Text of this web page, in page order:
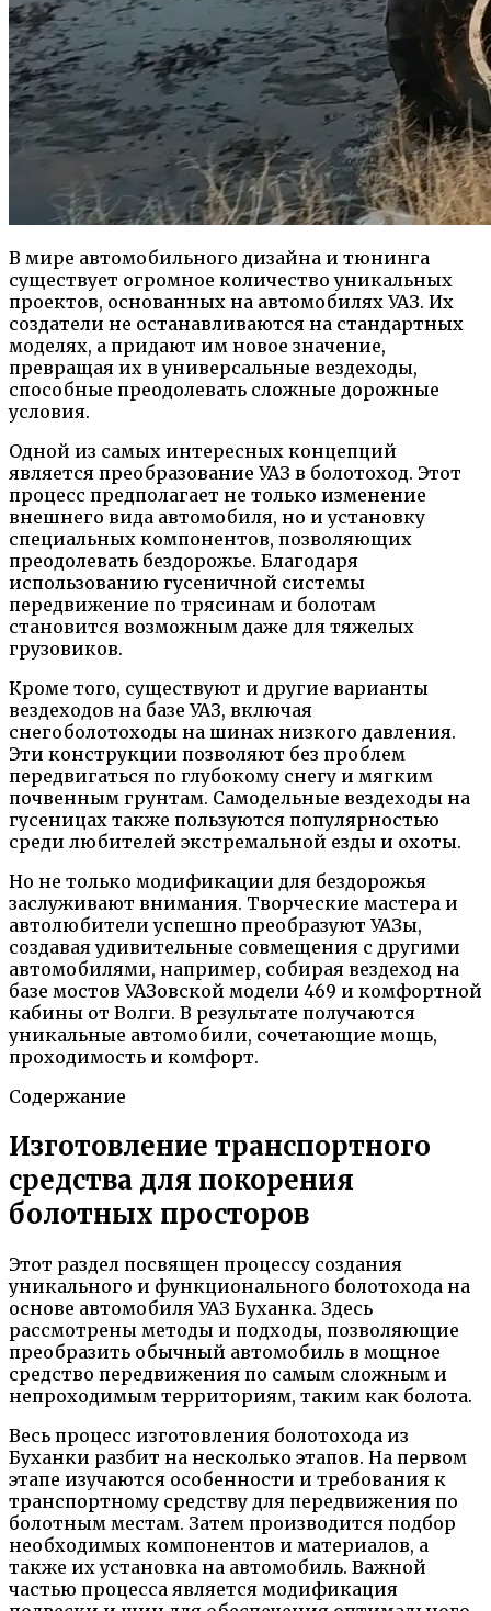
В мире автомобильного дизайна и тюнинга
существует огромное количество уникальных
проектов, основанных на автомобилях УАЗ. Их
создатели не останавливаются на стандартных
моделях, а придают им новое значение,
превращая их в универсальные вездеходы,
способные преодолевать сложные дорожные
условия.
Одной из самых интересных концепций
является преобразование УАЗ в болотоход. Этот
процесс предполагает не только изменение
внешнего вида автомобиля, но и установку
специальных компонентов, позволяющих
преодолевать бездорожье. Благодаря
использованию гусеничной системы
передвижение по трясинам и болотам
становится возможным даже для тяжелых
грузовиков.
Кроме того, существуют и другие варианты
вездеходов на базе УАЗ, включая
снегоболотоходы на шинах низкого давления.
Эти конструкции позволяют без проблем
передвигаться по глубокому снегу и мягким
почвенным грунтам. Самодельные вездеходы на
гусеницах также пользуются популярностью
среди любителей экстремальной езды и охоты.
Но не только модификации для бездорожья
заслуживают внимания. Творческие мастера и
автолюбители успешно преобразуют УАЗы,
создавая удивительные совмещения с другими
автомобилями, например, собирая вездеход на
базе мостов УАЗовской модели 469 и комфортной
кабины от Волги. В результате получаются
уникальные автомобили, сочетающие мощь,
проходимость и комфорт.
Содержание
Изготовление транспортного
средства для покорения
болотных просторов
Этот раздел посвящен процессу создания
уникального и функционального болотохода на
основе автомобиля УАЗ Буханка. Здесь
рассмотрены методы и подходы, позволяющие
преобразить обычный автомобиль в мощное
средство передвижения по самым сложным и
непроходимым территориям, таким как болота.
Весь процесс изготовления болотохода из
Буханки разбит на несколько этапов. На первом
этапе изучаются особенности и требования к
транспортному средству для передвижения по
болотным местам. Затем производится подбор
необходимых компонентов и материалов, а
также их установка на автомобиль. Важной
частью процесса является модификация